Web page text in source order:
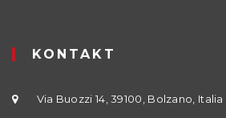
KONTAKT
Via Buozzi 14, 39100, Bolzano, Italia